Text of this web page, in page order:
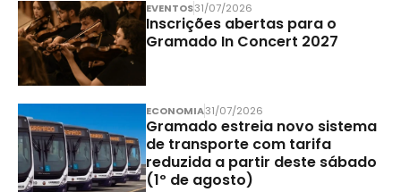
EVENTOS31/07/2026
Inscrições abertas para o
Gramado In Concert 2027
ECONOMIA31/07/2026
Gramado estreia novo sistema
de transporte com tarifa
reduzida a partir deste sábado
(1º de agosto)